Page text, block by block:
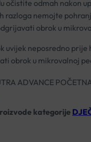
očistite odmah nakon
razloga nemojte
obrok u
uvijek neposredno
obrok u mikrovalnoj
ADVANCE
kategorije